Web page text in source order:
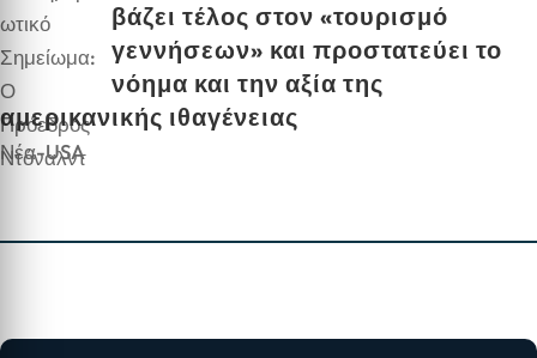
βάζει τέλος στον «τουρισμό
γεννήσεων» και προστατεύει το
νόημα και την αξία της
αμερικανικής ιθαγένειας
Νέα-USA